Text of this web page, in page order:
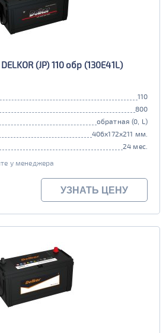
(JP) 110 обр (130E41L)
110
800
обратная (0, L)
406x172x211 мм.
24 мес.
у менеджера
УЗНАТЬ ЦЕНУ